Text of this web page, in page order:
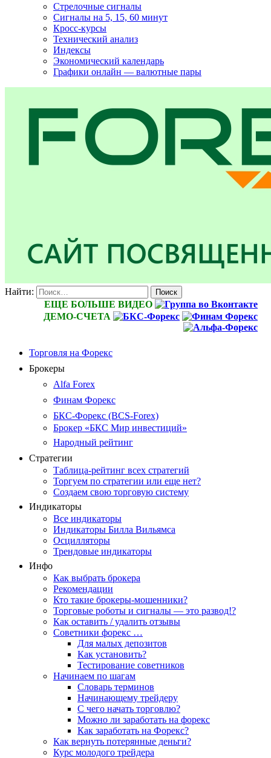
Стрелочные сигналы
Сигналы на 5, 15, 60 минут
Кросс-курсы
Технический анализ
Индексы
Экономический календарь
Графики онлайн — валютные пары
Найти:
ЕЩЕ БОЛЬШЕ ВИДЕО
ДЕМО-СЧЕТА
Торговля на Форекс
Брокеры
Alfa Forex
Финам Форекс
БКС-Форекс (BCS-Forex)
Брокер «БКС Мир инвестиций»
Народный рейтинг
Стратегии
Таблица-рейтинг всех стратегий
Торгуем по стратегии или еще нет?
Создаем свою торговую систему
Индикаторы
Все индикаторы
Индикаторы Билла Вильямса
Осцилляторы
Трендовые индикаторы
Инфо
Как выбрать брокера
Рекомендации
Кто такие брокеры-мошенники?
Торговые роботы и сигналы — это развод!?
Как оставить / удалить отзывы
Советники форекс …
Для малых депозитов
Как установить?
Тестирование советников
Начинаем по шагам
Словарь терминов
Начинающему трейдеру
С чего начать торговлю?
Можно ли заработать на форекс
Как заработать на Форекс?
Как вернуть потерянные деньги?
Курс молодого трейдера